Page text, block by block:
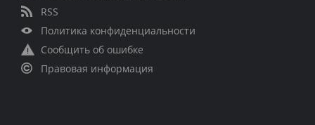
RSS
Политика конфиденциальности
Сообщить об ошибке
Правовая информация